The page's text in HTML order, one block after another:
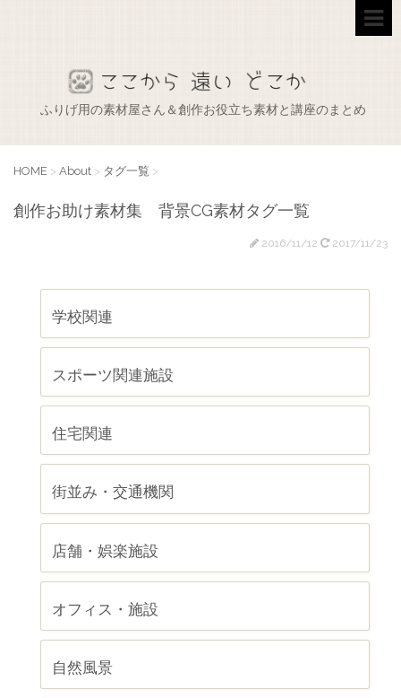
ふりげ用の素材屋さん＆創作お役立ち素材と講座のまとめ
HOME > About > タグ一覧 >
創作お助け素材集 背景CG素材タグ一覧
2016/11/12 2017/11/23
学校関連
スポーツ関連施設
住宅関連
街並み・交通機関
店舗・娯楽施設
オフィス・施設
自然風景